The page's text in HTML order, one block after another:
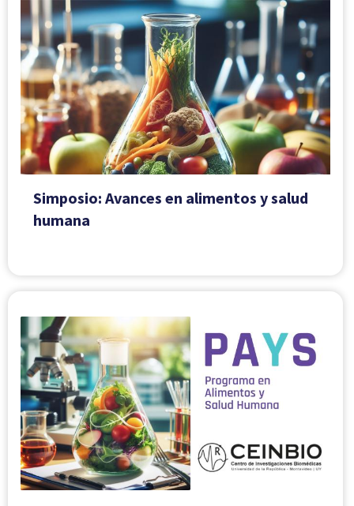
Simposio: Avances en alimentos y salud
humana